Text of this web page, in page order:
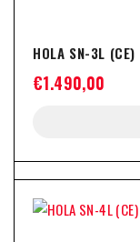
HOLA SN-3L (CE)
€1.490,00